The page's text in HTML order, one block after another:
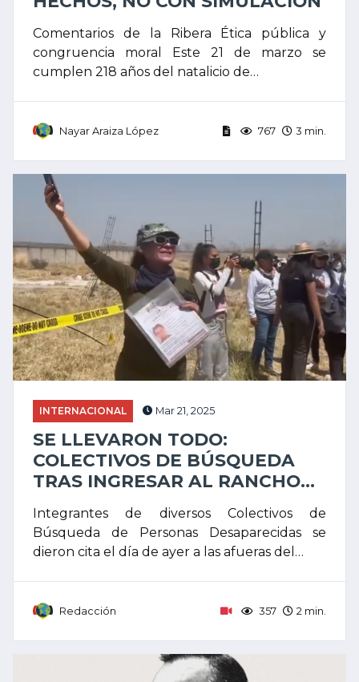
Comentarios de la Ribera Ética pública y
congruencia moral Este 21 de marzo se
cumplen 218 años del natalicio de…
Nayar Araiza López 767 3 min.
INTERNACIONAL Mar 21, 2025
SE LLEVARON TODO:
COLECTIVOS DE BÚSQUEDA
TRAS INGRESAR AL RANCHO...
Integrantes de diversos Colectivos de
Búsqueda de Personas Desaparecidas se
dieron cita el día de ayer a las afueras del…
Redacción 357 2 min.